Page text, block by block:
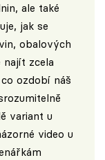
ale také
jak se
obalových
najít zcela
ozdobí náš
variant u
video u